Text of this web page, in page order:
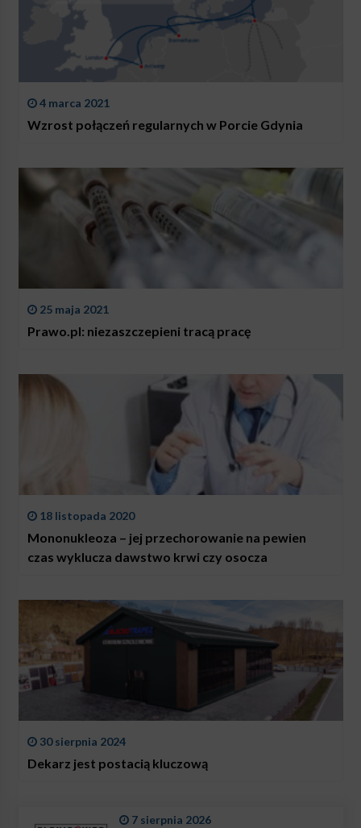
4 marca 2021
Wzrost połączeń regularnych w Porcie Gdynia
25 maja 2021
Prawo.pl: niezaszczepieni tracą pracę
18 listopada 2020
Mononukleoza – jej przechorowanie na pewien
czas wyklucza dawstwo krwi czy osocza
30 sierpnia 2024
Dekarz jest postacią kluczową
7 sierpnia 2026